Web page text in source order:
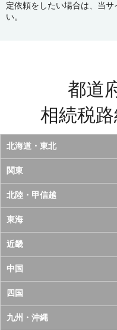
定依頼をしたい場合は、当
い。
都道
相続税
北海道・東北
北海道
青森県
岩手県
宮城県
秋田県
山形県
福島県
関東
東京都
神奈川県
千葉県
埼玉県
茨城県
栃木県
北陸・甲信越
山梨県
長野県
新潟県
富山県
石川県
東海
愛知県
岐阜県
三重県
静岡県
近畿
大阪府
京都府
兵庫県
中国
鳥取県
島根県
四国
徳島県
九州・沖縄